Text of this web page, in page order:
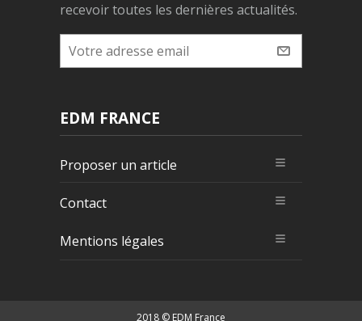
recevoir toutes les dernières actualités.
EDM FRANCE
Proposer un article
Contact
Mentions légales
2018 © EDM France